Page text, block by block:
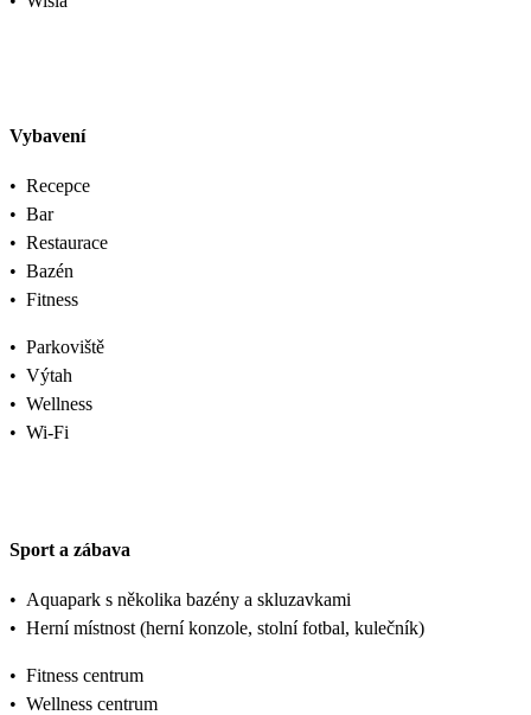
Vybavení
• Recepce
• Bar
• Restaurace
• Bazén
• Fitness
• Parkoviště
• Výtah
• Wellness
• Wi-Fi
Sport a zábava
• Aquapark s několika bazény a skluzavkami
• Herní místnost (herní konzole, stolní fotbal, kulečník)
• Fitness centrum
• Wellness centrum